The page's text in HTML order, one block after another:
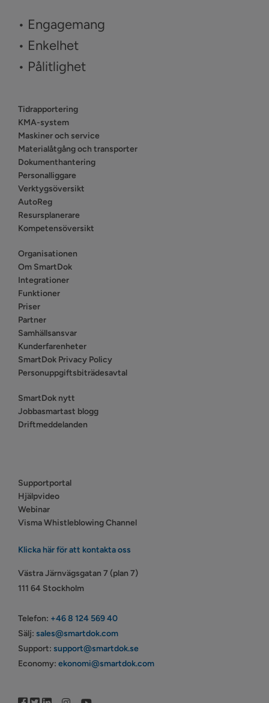
• Engagemang
• Enkelhet
• Pålitlighet
Tidrapportering
KMA-system
Maskiner och service
Materialåtgång och transporter
Dokumenthantering
Personalliggare
Verktygsöversikt
AutoReg
Resursplanerare
Kompetensöversikt
Organisationen
Om SmartDok
Integrationer
Funktioner
Priser
Partner
Samhällsansvar
Kunderfarenheter
SmartDok Privacy Policy
Personuppgiftsbiträdesavtal
SmartDok nytt
Jobbasmartast blogg
Driftmeddelanden
Supportportal
Hjälpvideo
Webinar
Visma Whistleblowing Channel
Klicka här för att kontakta oss
Västra Järnvägsgatan 7 (plan 7)
111 64 Stockholm
Telefon: +46 8 124 569 40
Sälj: sales@smartdok.com
Support: support@smartdok.se
Economy: ekonomi@smartdok.com